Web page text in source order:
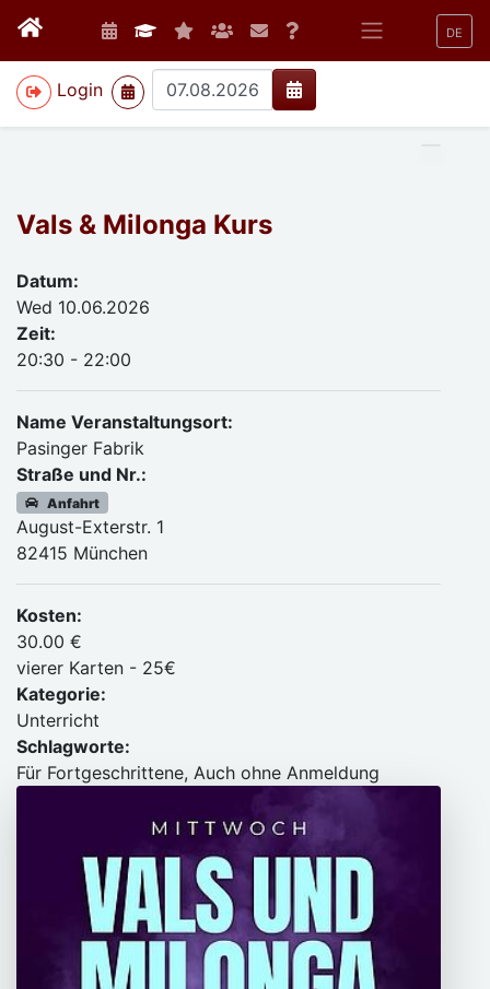
DE
Login
>
Vals & Milonga Kurs
Datum:
Wed 10.06.2026
Zeit:
20:30 - 22:00
Name Veranstaltungsort:
Pasinger Fabrik
Straße und Nr.:
Anfahrt
August-Exterstr. 1
82415 München
Kosten:
30.00 €
vierer Karten - 25€
Kategorie:
Unterricht
Schlagworte:
Für Fortgeschrittene, Auch ohne Anmeldung